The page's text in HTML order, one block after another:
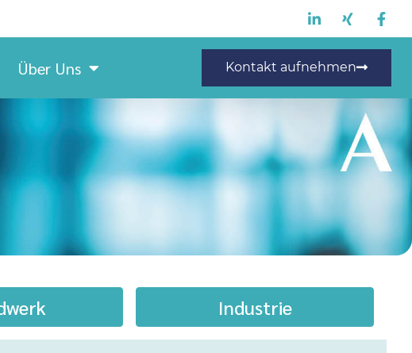
Über Uns Kontakt aufnehmen
Industrie